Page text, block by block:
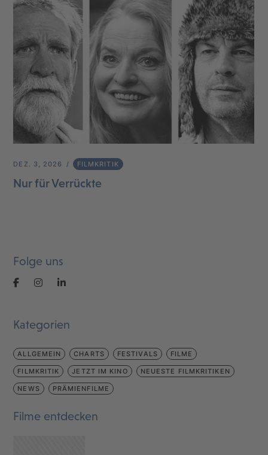
DEZ. 3, 2026 FILMKRITIK
Nur für Verrückte
Folge uns
Kategorien
ALLGEMEIN CHARTS FESTIVALS FILME
FILMKRITIK JETZT IM KINO NEUESTE FILMKRITIKEN
NEWS PRÄMIENFILME
Filme entdecken